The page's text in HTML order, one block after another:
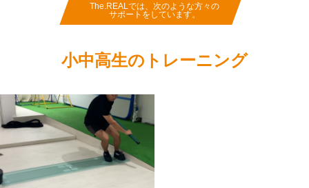
The.REALでは、次のような方々の
サポートをしています。
小中高生のトレーニング